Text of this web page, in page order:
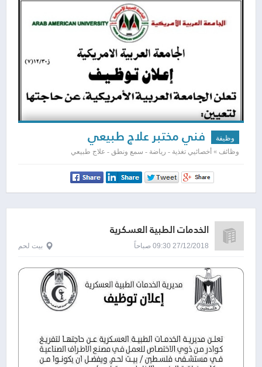
وظيفة فني مختبر علاج طبيعي
وظائف » أخصائيي تغذية - رياضة - سمع ونطق - علاج طبيعي
الخدمات الطبية العسكرية
27/12/2018 09:30 صباحاً بيت لحم